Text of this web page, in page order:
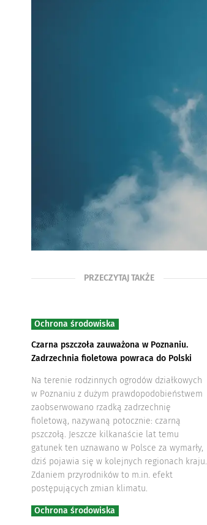
PRZECZYTAJ TAKŻE
Ochrona środowiska
Czarna pszczoła zauważona w Poznaniu.
Zadrzechnia fioletowa powraca do Polski
Na terenie rodzinnych ogrodów działkowych
w Poznaniu z dużym prawdopodobieństwem
zaobserwowano rzadką zadrzechnię
fioletową, nazywaną potocznie: czarną
pszczołą. Jeszcze kilkanaście lat temu
gatunek ten uznawano w Polsce za wymarły,
dziś pojawia się w kolejnych regionach kraju.
Zdaniem przyrodników to m.in. efekt
postępujących zmian klimatu.
Ochrona środowiska